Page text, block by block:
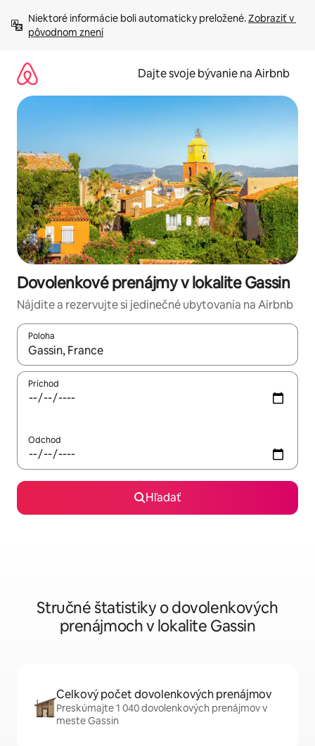
obsah.
Niektoré informácie boli automaticky preložené. Zobraziť v
pôvodnom znení
Dajte svoje bývanie na Airbnb
Dovolenkové prenájmy v lokalite Gassin
Nájdite a rezervujte si jedinečné ubytovania na Airbnb
Poloha
Keď budú výsledky k dispozícii, môžete si ich prechádzať
Príchod
Odchod
Hľadať
Stručné štatistiky o dovolenkových
prenájmoch v lokalite Gassin
Celkový počet dovolenkových prenájmov
Preskúmajte 1 040 dovolenkových prenájmov v
meste Gassin